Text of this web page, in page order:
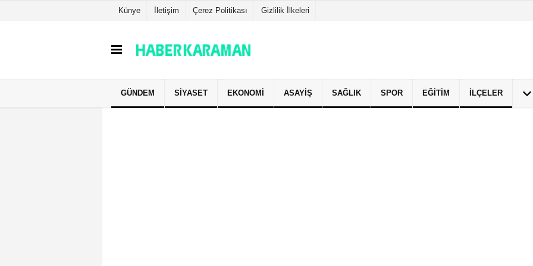
Künye İletişim Çerez Politikası Gizlilik İlkeleri
GÜNDEM SIYASET EKONOMI ASAYIŞ SAĞLIK SPOR EĞITIM İLÇELER